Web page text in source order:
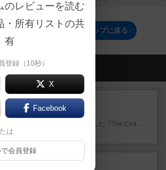
ティー（追加セット）のトップに戻る
員の新しい投稿
南北戦争
1983年にVictory Gamesが出版した『The Civil ...
約3時間前
のレビューを読む
・所有リストの共
有
登録（10秒）
X
Facebook
は
で会員登録